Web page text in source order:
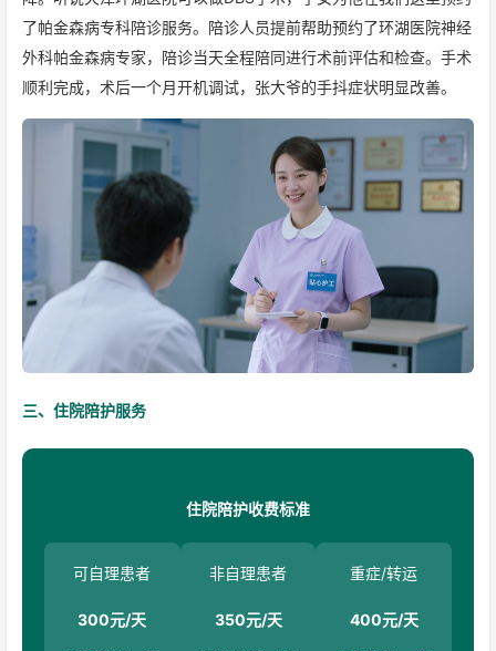
了帕金森病专科陪诊服务。陪诊人员提前帮助预约了环湖医院神经
外科帕金森病专家，陪诊当天全程陪同进行术前评估和检查。手术
顺利完成，术后一个月开机调试，张大爷的手抖症状明显改善。
三、住院陪护服务
住院陪护收费标准
可自理患者
300元/天
非自理患者
350元/天
重症/转运
400元/天